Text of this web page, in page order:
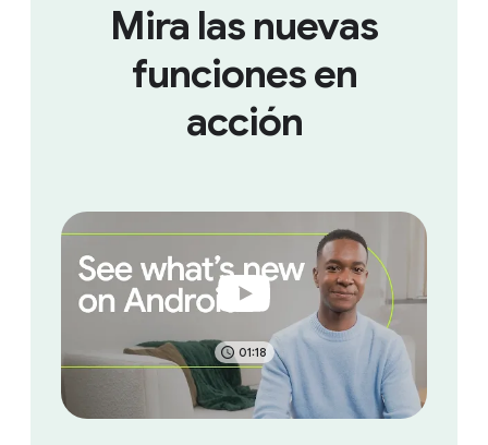
Mira las nuevas
funciones en
acción
01:18